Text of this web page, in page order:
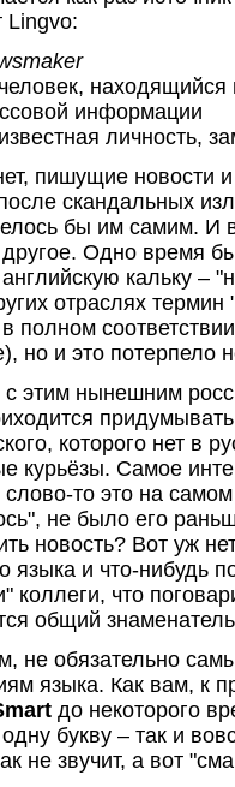
Lingvo:
находящийся
информации
личность,
пишущие новости
скандальных
бы им самим. И
Одно время
кальку –
отраслях
полном
но и это потерпело
с этим нынешним
которого нет в
курьёзы. Самое
слово-то это на
не было его
новость? Вот уж
языка и что-нибудь
коллеги, что
общий
не обязательно
языка. Как вам, к
до некоторого
букву – так и
не звучит, а вот